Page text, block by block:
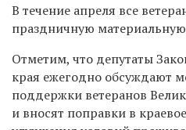
В течение апреля все
праздничную
Отметим, что депутаты
края ежегодно обсуждают
поддержки ветеранов
и вносят поправки в